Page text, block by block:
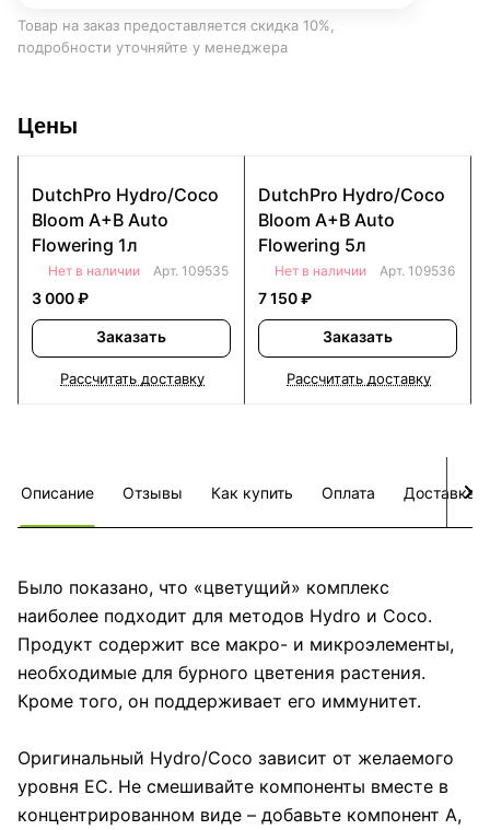
Товар на заказ предоставляется скидка 10%,
подробности уточняйте у менеджера
Цены
DutchPro Hydro/Coco
Bloom A+B Auto
Flowering 1л
Нет в наличии Арт. 109535
3 000 ₽
Заказать
Рассчитать доставку
DutchPro Hydro/Coco
Bloom A+B Auto
Flowering 5л
Нет в наличии Арт. 109536
7 150 ₽
Заказать
Рассчитать доставку
Описание Отзывы Как купить Оплата Доставка
Было показано, что «цветущий» комплекс
наиболее подходит для методов Hydro и Coco.
Продукт содержит все макро- и микроэлементы,
необходимые для бурного цветения растения.
Кроме того, он поддерживает его иммунитет.
Оригинальный Hydro/Coco зависит от желаемого
уровня EC. Не смешивайте компоненты вместе в
концентрированном виде – добавьте компонент А,